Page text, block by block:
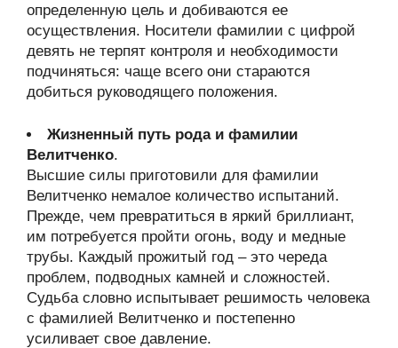
определенную цель и добиваются ее
осуществления. Носители фамилии с цифрой
девять не терпят контроля и необходимости
подчиняться: чаще всего они стараются
добиться руководящего положения.
Жизненный путь рода и фамилии
Велитченко.
Высшие силы приготовили для фамилии
Велитченко немалое количество испытаний.
Прежде, чем превратиться в яркий бриллиант,
им потребуется пройти огонь, воду и медные
трубы. Каждый прожитый год – это череда
проблем, подводных камней и сложностей.
Судьба словно испытывает решимость человека
с фамилией Велитченко и постепенно
усиливает свое давление.